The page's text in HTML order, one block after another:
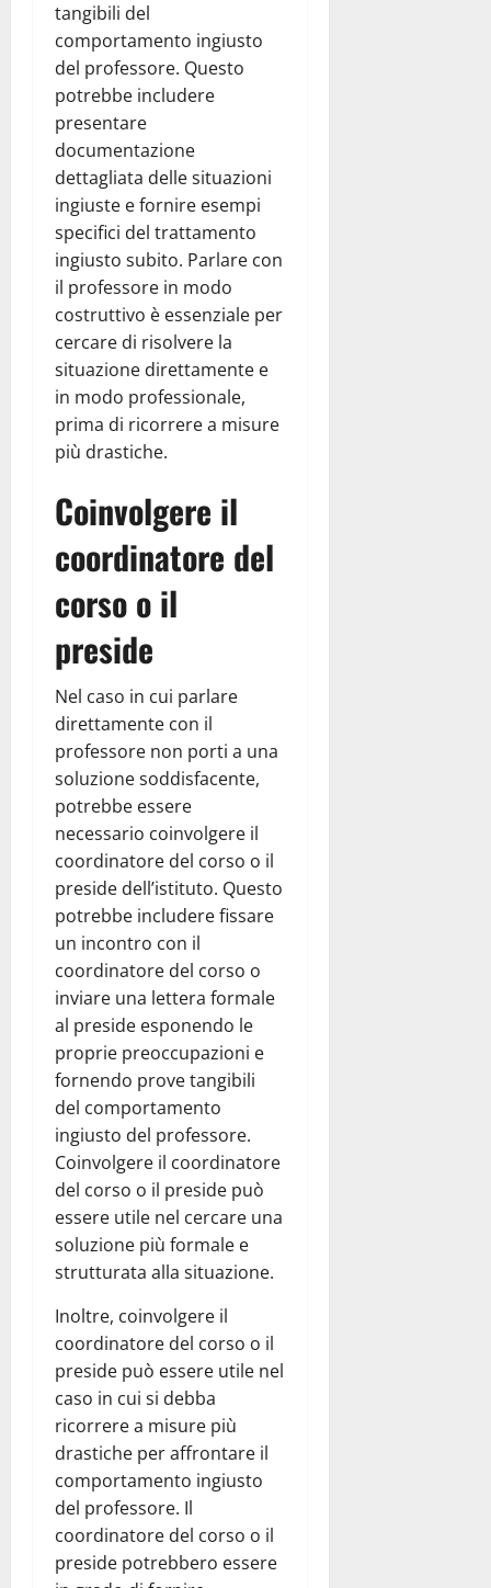
tangibili del
comportamento ingiusto
del professore. Questo
potrebbe includere
presentare
documentazione
dettagliata delle situazioni
ingiuste e fornire esempi
specifici del trattamento
ingiusto subito. Parlare con
il professore in modo
costruttivo è essenziale per
cercare di risolvere la
situazione direttamente e
in modo professionale,
prima di ricorrere a misure
più drastiche.
Coinvolgere il
coordinatore del
corso o il
preside
Nel caso in cui parlare
direttamente con il
professore non porti a una
soluzione soddisfacente,
potrebbe essere
necessario coinvolgere il
coordinatore del corso o il
preside dell’istituto. Questo
potrebbe includere fissare
un incontro con il
coordinatore del corso o
inviare una lettera formale
al preside esponendo le
proprie preoccupazioni e
fornendo prove tangibili
del comportamento
ingiusto del professore.
Coinvolgere il coordinatore
del corso o il preside può
essere utile nel cercare una
soluzione più formale e
strutturata alla situazione.
Inoltre, coinvolgere il
coordinatore del corso o il
preside può essere utile nel
caso in cui si debba
ricorrere a misure più
drastiche per affrontare il
comportamento ingiusto
del professore. Il
coordinatore del corso o il
preside potrebbero essere